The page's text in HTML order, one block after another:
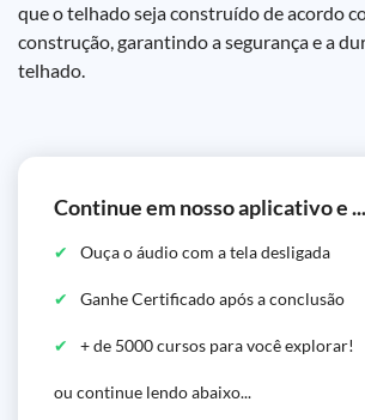
que o telhado seja construído de acordo
construção, garantindo a segurança e a
telhado.
Continue em nosso aplicativo e ...
Ouça o áudio com a tela desligada
Ganhe Certificado após a conclusão
+ de 5000 cursos para você explorar!
ou continue lendo abaixo...